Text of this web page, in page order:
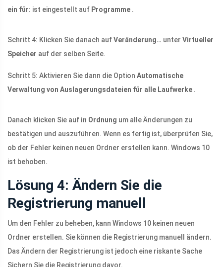
ein für: ist eingestellt auf Programme .
Schritt 4: Klicken Sie danach aufVeränderung… unter Virtueller
Speicher auf der selben Seite.
Schritt 5: Aktivieren Sie dann die Option Automatische
Verwaltung von Auslagerungsdateien für alle Laufwerke .
Danach klicken Sie auf in Ordnung um alle Änderungen zu
bestätigen und auszuführen. Wenn es fertig ist, überprüfen Sie,
ob der Fehler keinen neuen Ordner erstellen kann. Windows 10
ist behoben.
Lösung 4: Ändern Sie die
Registrierung manuell
Um den Fehler zu beheben, kann Windows 10 keinen neuen
Ordner erstellen. Sie können die Registrierung manuell ändern.
Das Ändern der Registrierung ist jedoch eine riskante Sache
Sichern Sie die Registrierung davor.